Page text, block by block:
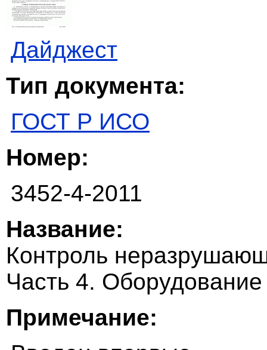
Дайджест
Тип документа:
ГОСТ Р ИСО
Номер:
3452-4-2011
Название:
Контроль
Часть 4. Оборудование
Примечание: